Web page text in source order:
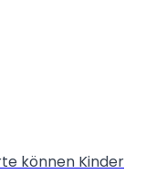
können Kinder